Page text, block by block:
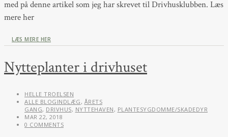
med på denne artikel som jeg har skrevet til Drivhusklubben. Læs
mere her
LÆS MERE HER
Nytteplanter i drivhuset
HELLE TROELSEN
ALLE BLOGINDLÆG, ÅRETS
GANG, DRIVHUS, NYTTEHAVEN, PLANTESYGDOMME/SKADEDYR
MAR 22, 2018
0 COMMENTS